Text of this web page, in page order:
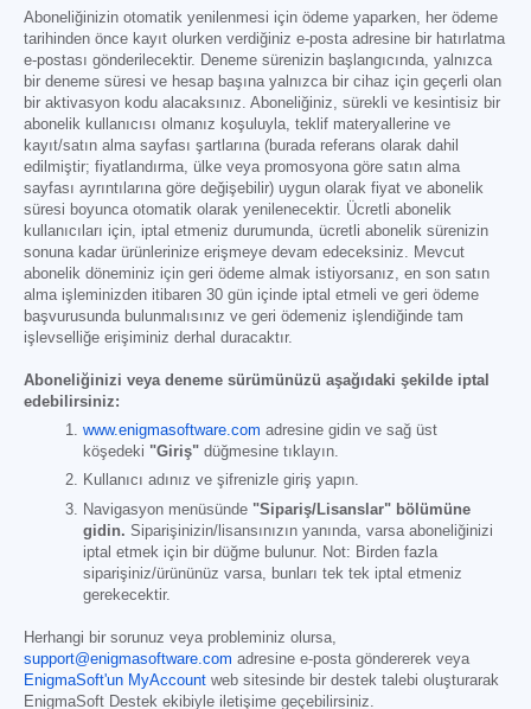
Aboneliğinizin otomatik yenilenmesi için ödeme yaparken, her ödeme
tarihinden önce kayıt olurken verdiğiniz e-posta adresine bir hatırlatma
e-postası gönderilecektir. Deneme sürenizin başlangıcında, yalnızca
bir deneme süresi ve hesap başına yalnızca bir cihaz için geçerli olan
bir aktivasyon kodu alacaksınız. Aboneliğiniz, sürekli ve kesintisiz bir
abonelik kullanıcısı olmanız koşuluyla, teklif materyallerine ve
kayıt/satın alma sayfası şartlarına (burada referans olarak dahil
edilmiştir; fiyatlandırma, ülke veya promosyona göre satın alma
sayfası ayrıntılarına göre değişebilir) uygun olarak fiyat ve abonelik
süresi boyunca otomatik olarak yenilenecektir. Ücretli abonelik
kullanıcıları için, iptal etmeniz durumunda, ücretli abonelik sürenizin
sonuna kadar ürünlerinize erişmeye devam edeceksiniz. Mevcut
abonelik döneminiz için geri ödeme almak istiyorsanız, en son satın
alma işleminizden itibaren 30 gün içinde iptal etmeli ve geri ödeme
başvurusunda bulunmalısınız ve geri ödemeniz işlendiğinde tam
işlevselliğe erişiminiz derhal duracaktır.
Aboneliğinizi veya deneme sürümünüzü aşağıdaki şekilde iptal
edebilirsiniz:
www.enigmasoftware.com adresine gidin ve sağ üst
köşedeki "Giriş" düğmesine tıklayın.
Kullanıcı adınız ve şifrenizle giriş yapın.
Navigasyon menüsünde "Sipariş/Lisanslar" bölümüne
gidin. Siparişinizin/lisansınızın yanında, varsa aboneliğinizi
iptal etmek için bir düğme bulunur. Not: Birden fazla
siparişiniz/ürününüz varsa, bunları tek tek iptal etmeniz
gerekecektir.
Herhangi bir sorunuz veya probleminiz olursa,
support@enigmasoftware.com adresine e-posta göndererek veya
EnigmaSoft'un MyAccount web sitesinde bir destek talebi oluşturarak
EnigmaSoft Destek ekibiyle iletişime geçebilirsiniz.